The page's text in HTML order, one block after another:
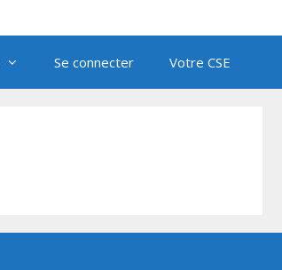
Se connecter Votre CSE